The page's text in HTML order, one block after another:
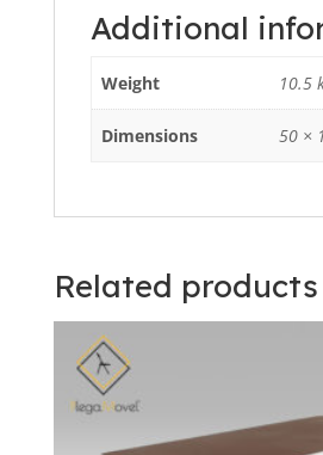
Additional
Weight 10.5
Dimensions 50 ×
Related products